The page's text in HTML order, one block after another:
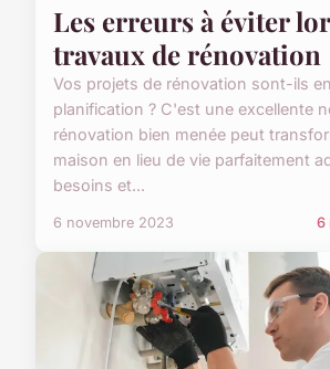
Les erreurs à éviter
travaux de rénovation
Vos projets de rénovation sont-ils
planification ? C'est une excellente
rénovation bien menée peut
maison en lieu de vie parfaitement
besoins et...
6 novembre 2023 6